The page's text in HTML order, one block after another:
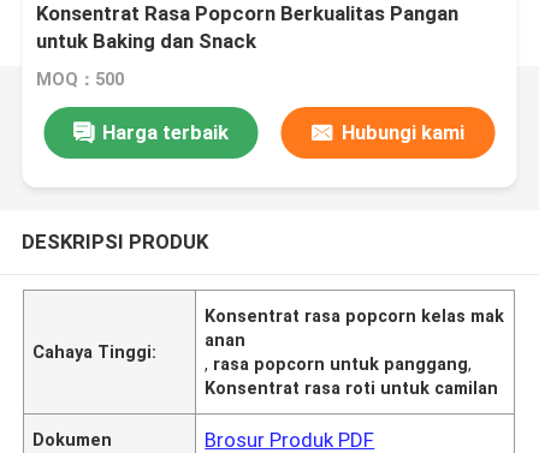
Konsentrat Rasa Popcorn Berkualitas Pangan
untuk Baking dan Snack
MOQ：500
Harga terbaik Hubungi kami
DESKRIPSI PRODUK
Cahaya Tinggi:
Konsentrat rasa popcorn kelas mak
anan
, rasa popcorn untuk panggang,
Konsentrat rasa roti untuk camilan
Dokumen Brosur Produk PDF